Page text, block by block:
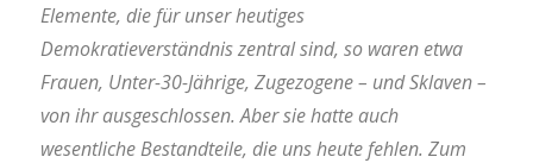
Elemente, die für unser heutiges
Demokratieverständnis zentral sind, so waren etwa
Frauen, Unter-30-Jährige, Zugezogene – und Sklaven –
von ihr ausgeschlossen. Aber sie hatte auch
wesentliche Bestandteile, die uns heute fehlen. Zum